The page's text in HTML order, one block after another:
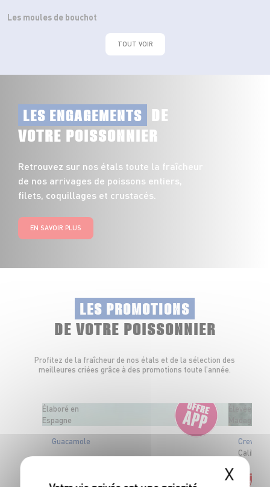
Les moules de bouchot
TOUT VOIR
LES ENGAGEMENTS DE
VOTRE POISSONNIER
Retrouvez sur nos étals toute la fraîcheur
de nos arrivages de poissons entiers,
filets, coquillages et crustacés.
EN SAVOIR PLUS
LES PROMOTIONS
DE VOTRE POISSONNIER
Profitez de la fraîcheur de nos étals et de la sélection des
meilleures criées grâce à des promotions toute l’année.
Élaboré en
Espagne
Guacamole
OFFRE APP
Élevées à
Madagascar
Calibre
X